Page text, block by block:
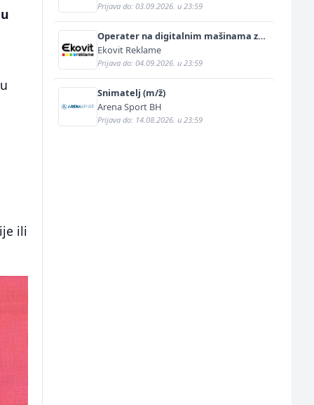
ili
Prijava do: 03.09.2026. u 23:59
Operater na digitalnim mašinama za
štampu i doradu (m/ž)
Ekovit Reklame
Prijava do: 04.09.2026. u 23:59
Snimatelj (m/ž)
Arena Sport BH
Prijava do: 14.08.2026. u 23:59